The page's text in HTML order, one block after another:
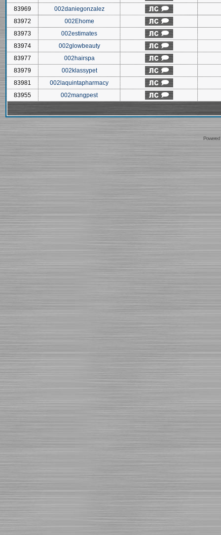
83969
002daniegonzalez
83972
002Ehome
83973
002estimates
83974
002glowbeauty
83977
002hairspa
83979
002klassypet
83981
002laquintapharmacy
83955
002mangpest